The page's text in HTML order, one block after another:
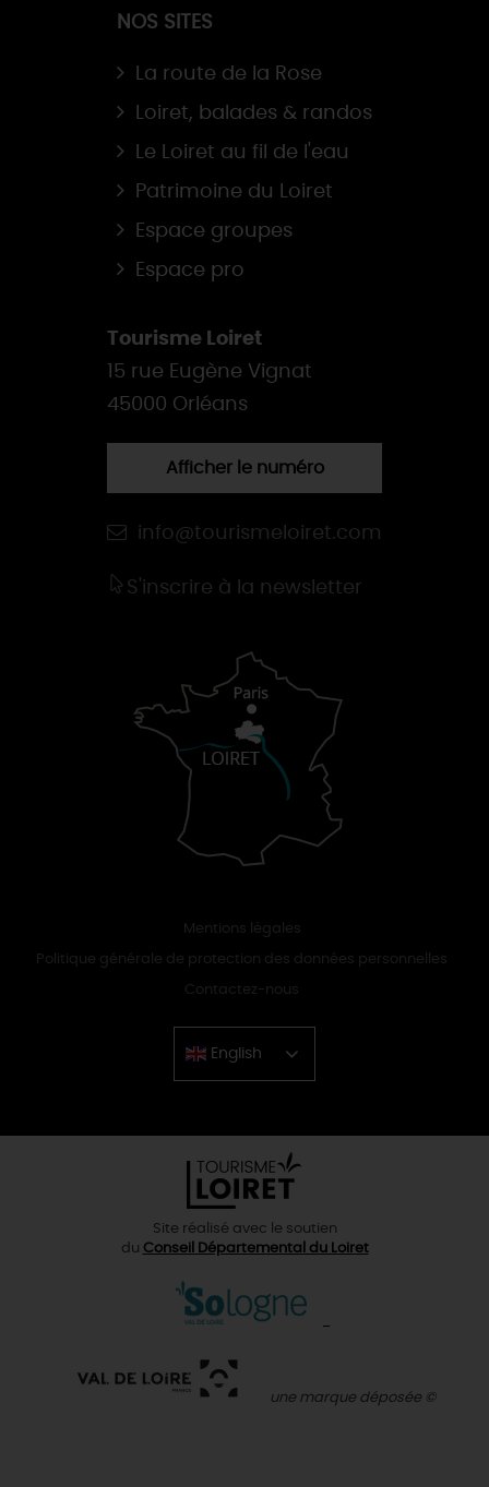
NOS SITES
La route de la Rose
Loiret, balades & randos
Le Loiret au fil de l'eau
Patrimoine du Loiret
Espace groupes
Espace pro
Tourisme Loiret
15 rue Eugène Vignat
45000 Orléans
Afficher le numéro
info@tourismeloiret.com
S'inscrire à la newsletter
Mentions légales
Politique générale de protection des données personnelles
Contactez-nous
English
Chinese
Site réalisé avec le soutien
du Conseil Départemental du Loiret
une marque déposée ©